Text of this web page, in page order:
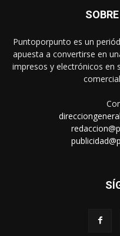
Puntoporpunto es un
apuesta a convertirse en
impresos y electrónicos en